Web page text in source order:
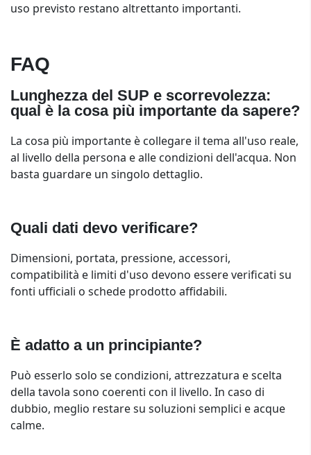
uso previsto restano altrettanto importanti.
FAQ
Lunghezza del SUP e scorrevolezza:
qual è la cosa più importante da sapere?
La cosa più importante è collegare il tema all'uso reale,
al livello della persona e alle condizioni dell'acqua. Non
basta guardare un singolo dettaglio.
Quali dati devo verificare?
Dimensioni, portata, pressione, accessori,
compatibilità e limiti d'uso devono essere verificati su
fonti ufficiali o schede prodotto affidabili.
È adatto a un principiante?
Può esserlo solo se condizioni, attrezzatura e scelta
della tavola sono coerenti con il livello. In caso di
dubbio, meglio restare su soluzioni semplici e acque
calme.